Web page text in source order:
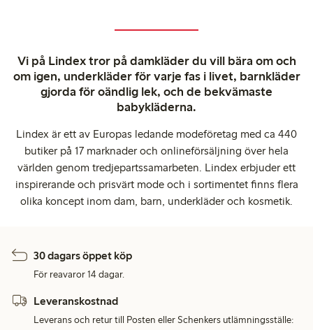
Vi på Lindex tror på damkläder du vill bära om och
om igen, underkläder för varje fas i livet, barnkläder
gjorda för oändlig lek, och de bekvämaste
babykläderna.
Lindex är ett av Europas ledande modeföretag med ca 440
butiker på 17 marknader och onlineförsäljning över hela
världen genom tredjepartssamarbeten. Lindex erbjuder ett
inspirerande och prisvärt mode och i sortimentet finns flera
olika koncept inom dam, barn, underkläder och kosmetik.
30 dagars öppet köp
För reavaror 14 dagar.
Leveranskostnad
Leverans och retur till Posten eller Schenkers utlämningsställe: